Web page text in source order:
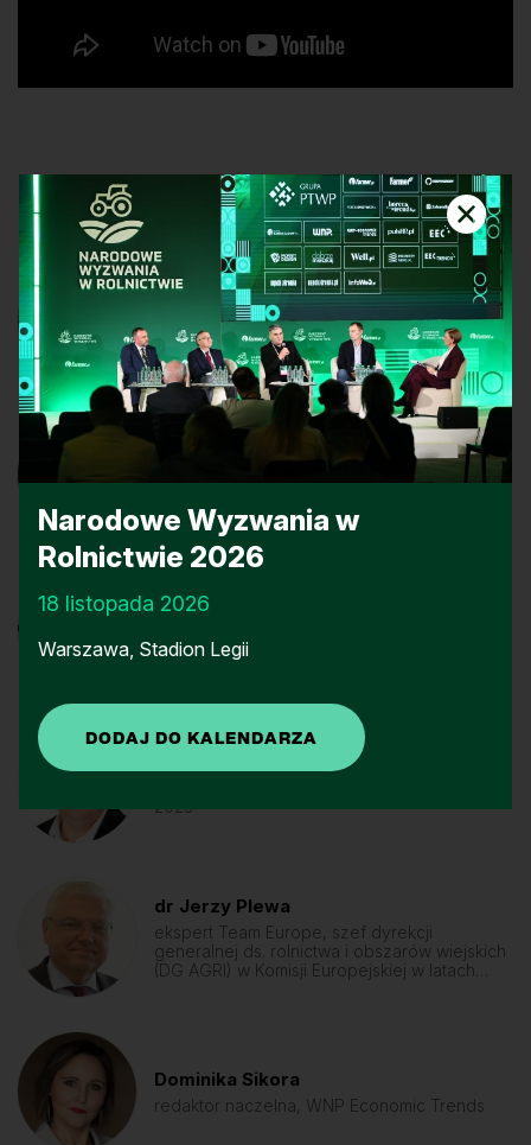
Rozmowa
Miłosz Dobrowolski
rolnik, Farma Leśmierz, uczestnik konkursu
Innowacyjny Farmer
Louis-Henri Groussier
wiceprezes zarządu, Crédit Agricole
Karol Hołownia
farmer.pl
2023
dr Jerzy Plewa
ekspert Team Europe, szef dyrekcji
generalnej ds. rolnictwa i obszarów wiejskich
(DG AGRI) w Komisji Europejskiej w latach
Dominika Sikora
redaktor naczelna, WNP Economic Trends
Narodowe Wyzwania w
Rolnictwie 2026
18 listopada 2026
Warszawa, Stadion Legii